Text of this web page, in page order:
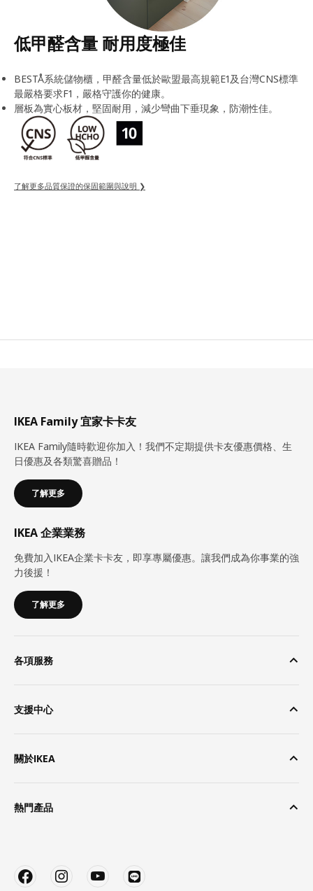
低甲醛含量 耐用度極佳
BESTÅ系統儲物櫃，甲醛含量低於歐盟最高規範E1及台灣CNS標準
最嚴格要求F1，嚴格守護你的健康。
層板為實心板材，堅固耐用，減少彎曲下垂現象，防潮性佳。
了解更多品質保證的保固範圍與說明 ❯
IKEA Family 宜家卡卡友
IKEA Family隨時歡迎你加入！我們不定期提供卡友優惠價格、生
日優惠及各類驚喜贈品！
了解更多
IKEA 企業業務
免費加入IKEA企業卡卡友，即享專屬優惠。讓我們成為你事業的強
力後援！
了解更多
各項服務
支援中心
關於IKEA
熱門產品